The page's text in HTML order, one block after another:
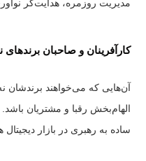
مدیریت روزمره، هدایت‌گر
کارآفرینان و صاحبان برندهای
آن‌هایی که می‌خواهند برندشان
الهام‌بخش رقبا و مشتریان
ساده به رهبری در بازار دیجیتال